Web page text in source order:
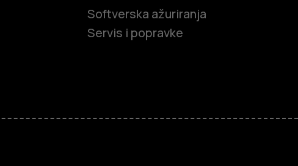
Softverska ažuriranja
Servis i popravke